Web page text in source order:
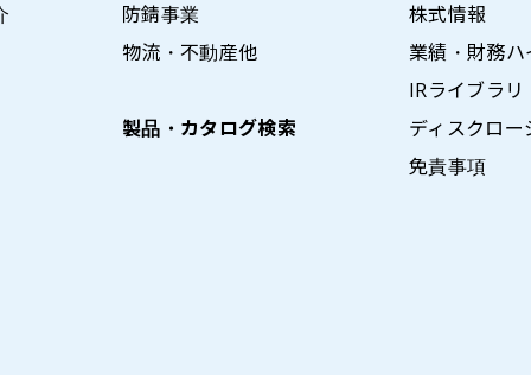
防錆事業
物流・不動産他
製品・カタログ検索
株式情報
業績・財務ハ
IRライブラリ
ディスクロ
免責事項